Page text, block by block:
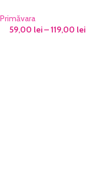
Primăvara
59,00 lei–119,00 lei